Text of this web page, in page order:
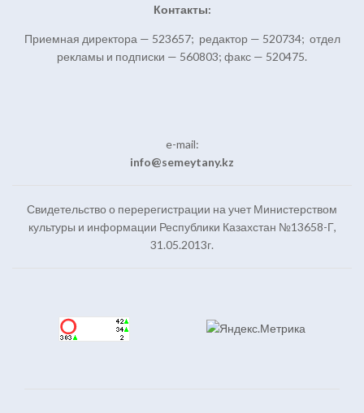
Контакты:
Приемная директора — 523657; редактор — 520734; отдел
рекламы и подписки — 560803; факс — 520475.
e-mail:
info@semeytany.kz
Свидетельство о перерегистрации на учет Министерством
культуры и информации Республики Казахстан №13658-Г,
31.05.2013г.